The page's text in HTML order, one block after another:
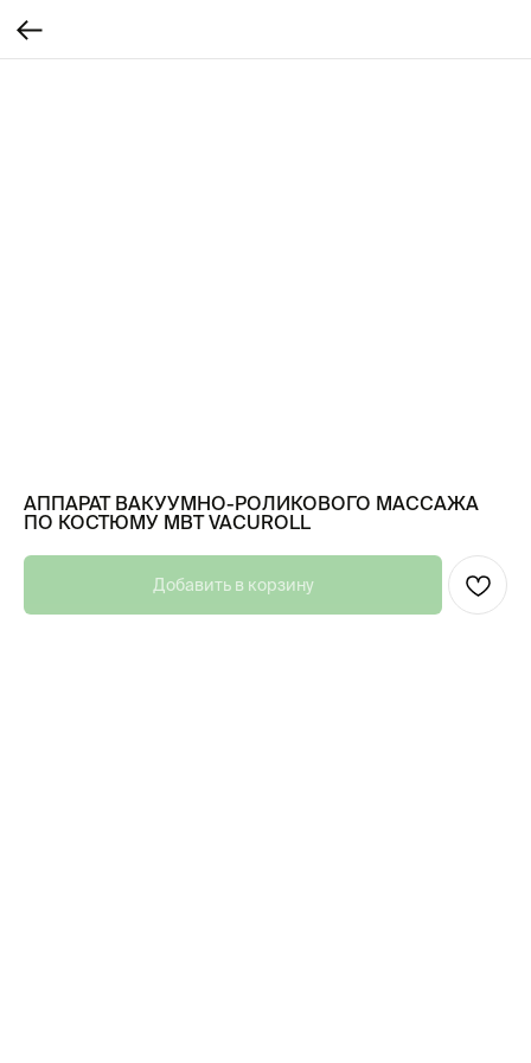
АППАРАТ ВАКУУМНО-РОЛИКОВОГО МАССАЖА
ПО КОСТЮМУ MBT VACUROLL
Добавить в корзину